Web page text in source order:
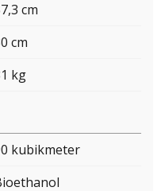
cm
cm
kg
kubikmeter